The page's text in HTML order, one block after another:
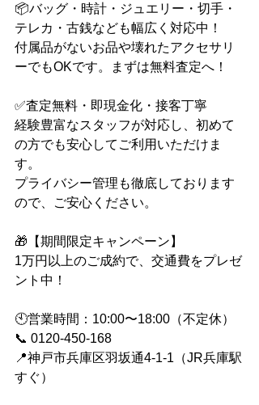
📦バッグ・時計・ジュエリー・切手・
テレカ・古銭なども幅広く対応中！
付属品がないお品や壊れたアクセサリ
ーでもOKです。まずは無料査定へ！
✅査定無料・即現金化・接客丁寧
経験豊富なスタッフが対応し、初めて
の方でも安心してご利用いただけま
す。
プライバシー管理も徹底しております
ので、ご安心ください。
🎁【期間限定キャンペーン】
1万円以上のご成約で、交通費をプレゼ
ント中！
🕙営業時間：10:00〜18:00（不定休）
📞 0120-450-168
📍神戸市兵庫区羽坂通4-1-1（JR兵庫駅
すぐ）